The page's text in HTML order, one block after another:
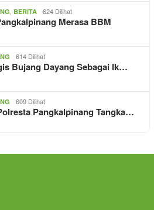
BERITA 624 Dilihat
Merasa BBM
614 Dilihat
Bujang Dayang Sebagai Ik…
609 Dilihat
Pangkalpinang Tangka…